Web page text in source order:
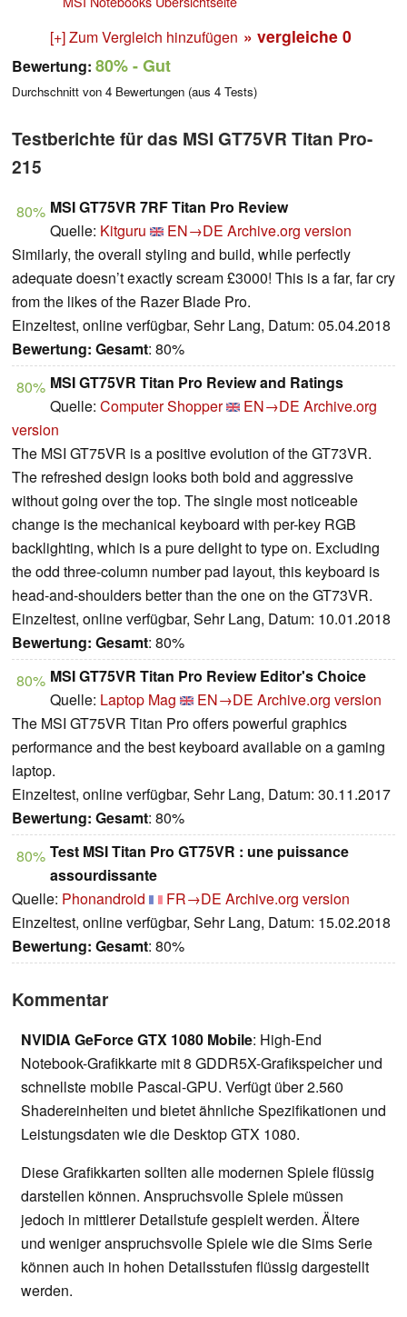
[+] Zum Vergleich hinzufügen » vergleiche 0
Bewertung: 80%- Gut
Durchschnitt von 4 Bewertungen (aus 4 Tests)
Testberichte für das MSI GT75VR Titan Pro-
215
80% MSI GT75VR 7RF Titan Pro Review
Quelle: Kitguru EN→DE Archive.org version
Similarly, the overall styling and build, while perfectly
adequate doesn’t exactly scream £3000! This is a far, far cry
from the likes of the Razer Blade Pro.
Einzeltest, online verfügbar, Sehr Lang, Datum: 05.04.2018
Bewertung: Gesamt: 80%
80% MSI GT75VR Titan Pro Review and Ratings
Quelle: Computer Shopper EN→DE Archive.org
version
The MSI GT75VR is a positive evolution of the GT73VR.
The refreshed design looks both bold and aggressive
without going over the top. The single most noticeable
change is the mechanical keyboard with per-key RGB
backlighting, which is a pure delight to type on. Excluding
the odd three-column number pad layout, this keyboard is
head-and-shoulders better than the one on the GT73VR.
Einzeltest, online verfügbar, Sehr Lang, Datum: 10.01.2018
Bewertung: Gesamt: 80%
80% MSI GT75VR Titan Pro Review Editor's Choice
Quelle: Laptop Mag EN→DE Archive.org version
The MSI GT75VR Titan Pro offers powerful graphics
performance and the best keyboard available on a gaming
laptop.
Einzeltest, online verfügbar, Sehr Lang, Datum: 30.11.2017
Bewertung: Gesamt: 80%
80% Test MSI Titan Pro GT75VR : une puissance
assourdissante
Quelle: Phonandroid FR→DE Archive.org version
Einzeltest, online verfügbar, Sehr Lang, Datum: 15.02.2018
Bewertung: Gesamt: 80%
Kommentar
NVIDIA GeForce GTX 1080 Mobile: High-End
Notebook-Grafikkarte mit 8 GDDR5X-Grafikspeicher und
schnellste mobile Pascal-GPU. Verfügt über 2.560
Shadereinheiten und bietet ähnliche Spezifikationen und
Leistungsdaten wie die Desktop GTX 1080.
Diese Grafikkarten sollten alle modernen Spiele flüssig
darstellen können. Anspruchsvolle Spiele müssen
jedoch in mittlerer Detailstufe gespielt werden. Ältere
und weniger anspruchsvolle Spiele wie die Sims Serie
können auch in hohen Detailsstufen flüssig dargestellt
werden.